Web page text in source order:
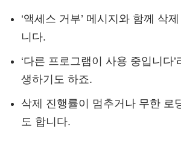
‘액세스 거부’ 메시지와 함께 삭
니다.
‘다른 프로그램이 사용 중입니다
생하기도 하죠.
삭제 진행률이 멈추거나 무한 로
도 합니다.